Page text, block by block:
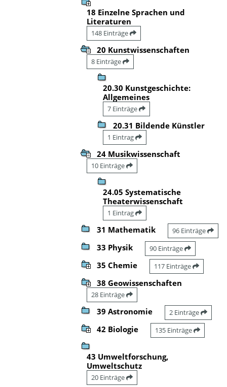
18 Einzelne Sprachen und
Literaturen
148 Einträge
20 Kunstwissenschaften
8 Einträge
20.30 Kunstgeschichte:
Allgemeines
7 Einträge
20.31 Bildende Künstler
1 Eintrag
24 Musikwissenschaft
10 Einträge
24.05 Systematische
Theaterwissenschaft
1 Eintrag
31 Mathematik 96 Einträge
33 Physik 90 Einträge
35 Chemie 117 Einträge
38 Geowissenschaften
28 Einträge
39 Astronomie 2 Einträge
42 Biologie 135 Einträge
43 Umweltforschung,
Umweltschutz
20 Einträge